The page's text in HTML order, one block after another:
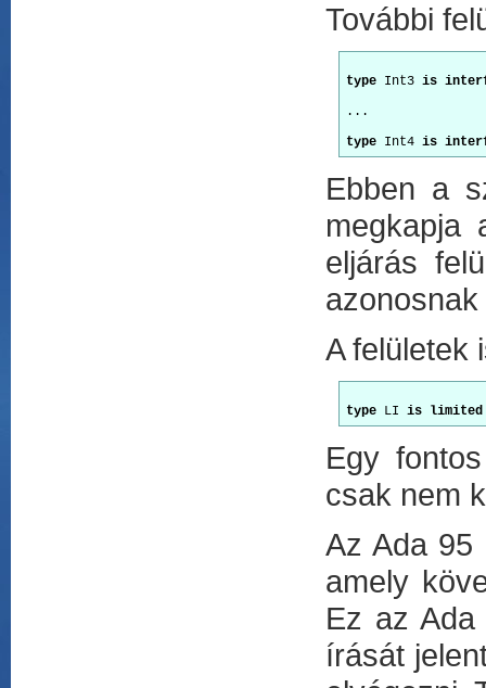
További
type Int3 is
...
type Int4 is
Ebben a
megkapja
eljárás
A felületek
type LI is limited
Egy
csak nem
Az Ada 95
amely
Ez az Ada
írását